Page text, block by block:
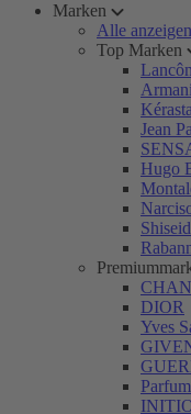
Marken
Alle anzeigen
Top Marken
Armani
Jean
Hugo
DIOR
Yves